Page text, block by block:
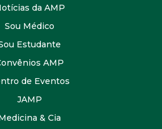
da AMP
Sou Médico
Estudante
AMP
de Eventos
JAMP
& Cia